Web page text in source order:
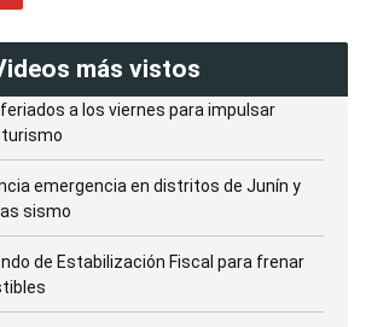
más vistos
a los viernes para impulsar
emergencia en distritos de Junín y
sismo
de Estabilización Fiscal para frenar